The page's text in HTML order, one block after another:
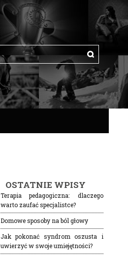
OSTATNIE WPISY
Terapia pedagogiczna: dlaczego
warto zaufać specjalistce?
Domowe sposoby na ból głowy
Jak pokonać syndrom oszusta i
uwierzyć w swoje umiejętności?